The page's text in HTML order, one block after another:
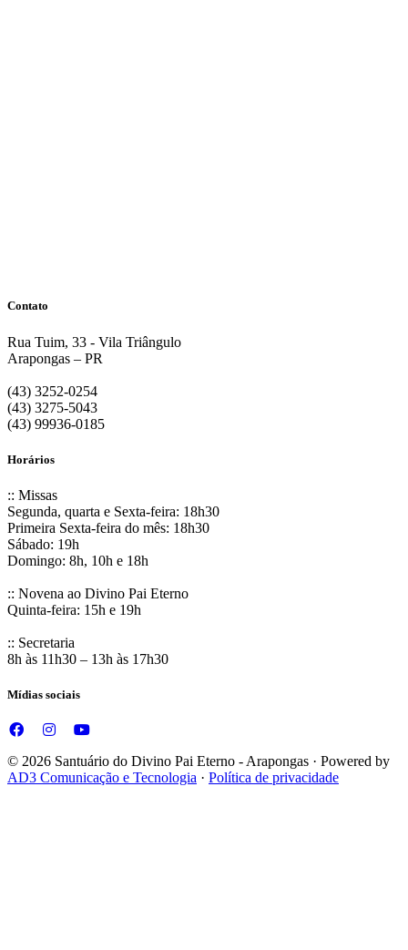
Contato
Rua Tuim, 33 - Vila Triângulo
Arapongas – PR
(43) 3252-0254
(43) 3275-5043
(43) 99936-0185
Horários
:: Missas
Segunda, quarta e Sexta-feira: 18h30
Primeira Sexta-feira do mês: 18h30
Sábado: 19h
Domingo: 8h, 10h e 18h
:: Novena ao Divino Pai Eterno
Quinta-feira: 15h e 19h
:: Secretaria
8h às 11h30 – 13h às 17h30
Mídias sociais
© 2026 Santuário do Divino Pai Eterno - Arapongas · Powered by
AD3 Comunicação e Tecnologia · Política de privacidade